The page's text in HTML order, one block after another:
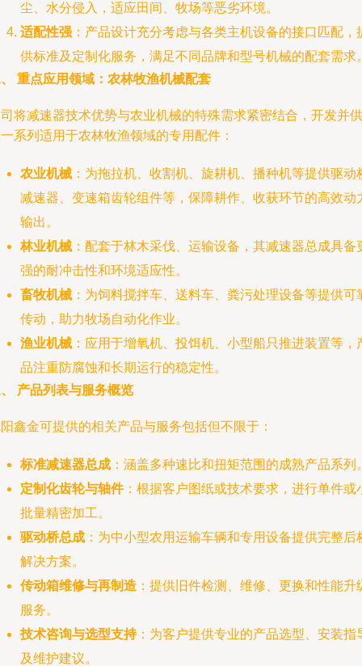
尘、水分侵入，适应田间、牧场等恶劣环境。
适配性强 ：产品设计充分考虑与各类主机设备的接口匹配，
供标准及定制化服务，满足不同品牌和型号机械的配套需求
重点应用领域：农林牧渔机械配套
将减速器技术优势与农业机械的特殊需求紧密结合，开发并供
系列适用于农林牧渔领域的专用配件：
农业机械 ：为拖拉机、收割机、旋耕机、播种机等提供驱动
减速器、变速箱齿轮组件等，保障耕作、收获环节的高效动
输出。
林业机械 ：配套于林木采伐、运输设备，其减速器总成具备
强的耐冲击性和环境适应性。
畜牧机械 ：为饲料搅拌车、送料车、粪污处理设备等提供可
传动，助力牧场自动化作业。
渔业机械 ：应用于增氧机、投饵机、小型船只推进装置等，
品注重防腐蚀和长期运行的稳定性。
产品列表与服务概览
鑫金可提供的相关产品与服务包括但不限于：
标准减速器总成 ：涵盖多种速比和扭矩范围的成熟产品系列
定制化齿轮与轴件：根据客户图纸或技术要求，进行单件或
批量精密加工。
驱动桥总成 ：为中小型农用运输车辆和专用设备提供完整后
解决方案。
传动箱维修与再制造 ：提供旧件检测、维修、更换和性能升
服务。
技术咨询与选型支持：为客户提供专业的产品选型、安装指
及维护建议。